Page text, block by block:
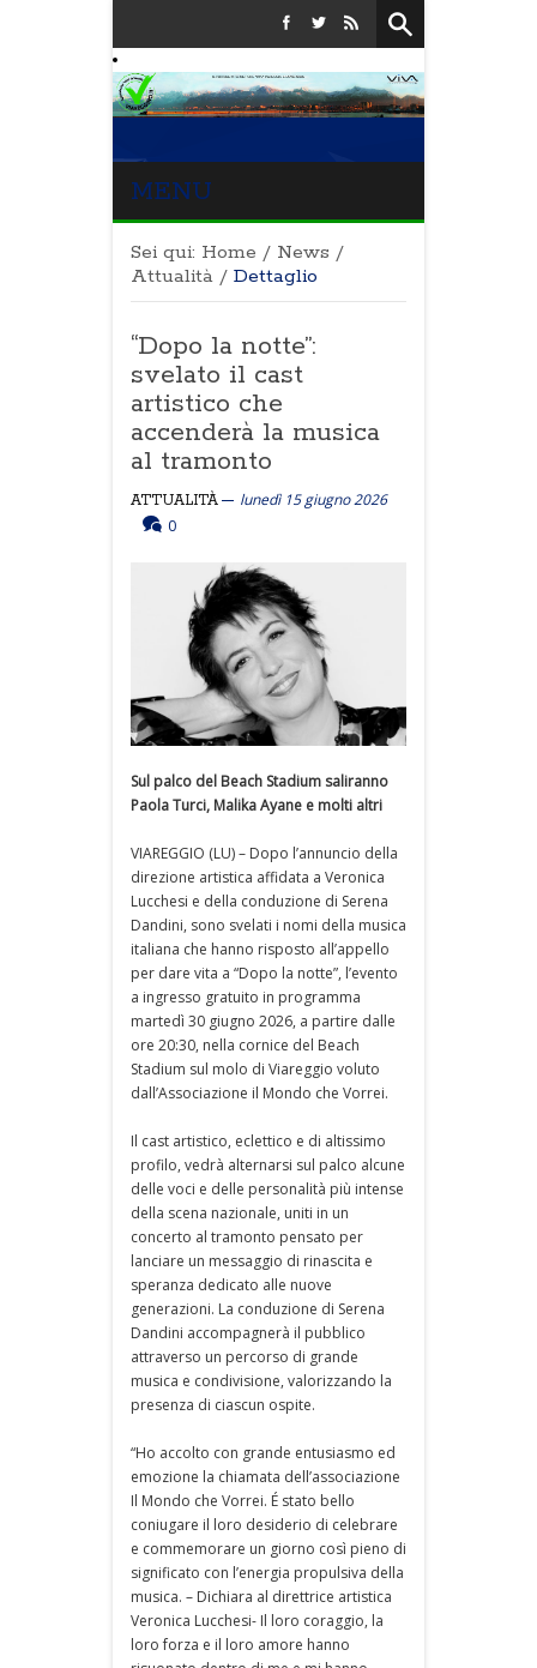
MENU
Sei qui: Home / News /
Attualità / Dettaglio
“Dopo la notte”:
svelato il cast
artistico che
accenderà la musica
al tramonto
ATTUALITÀ
lunedì 15 giugno 2026
0
Sul palco del Beach Stadium saliranno
Paola Turci, Malika Ayane e molti altri
VIAREGGIO (LU) – Dopo l’annuncio della
direzione artistica affidata a Veronica
Lucchesi e della conduzione di Serena
Dandini, sono svelati i nomi della musica
italiana che hanno risposto all’appello
per dare vita a “Dopo la notte”, l’evento
a ingresso gratuito in programma
martedì 30 giugno 2026, a partire dalle
ore 20:30, nella cornice del Beach
Stadium sul molo di Viareggio voluto
dall’Associazione il Mondo che Vorrei.
Il cast artistico, eclettico e di altissimo
profilo, vedrà alternarsi sul palco alcune
delle voci e delle personalità più intense
della scena nazionale, uniti in un
concerto al tramonto pensato per
lanciare un messaggio di rinascita e
speranza dedicato alle nuove
generazioni. La conduzione di Serena
Dandini accompagnerà il pubblico
attraverso un percorso di grande
musica e condivisione, valorizzando la
presenza di ciascun ospite.
“Ho accolto con grande entusiasmo ed
emozione la chiamata dell’associazione
Il Mondo che Vorrei. É stato bello
coniugare il loro desiderio di celebrare
e commemorare un giorno così pieno di
significato con l’energia propulsiva della
musica. – Dichiara al direttrice artistica
Veronica Lucchesi- Il loro coraggio, la
loro forza e il loro amore hanno